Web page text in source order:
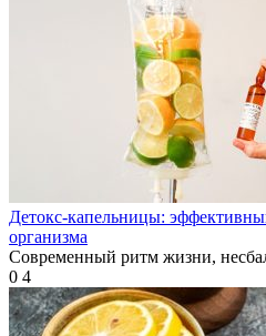
Детокс-капельницы:
организма
Современный ритм жизни,
0 4